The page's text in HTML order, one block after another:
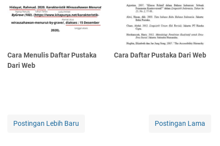
Cara Menulis Daftar Pustaka
Dari Web
Cara Daftar Pustaka Dari Web
Postingan Lebih Baru Postingan Lama